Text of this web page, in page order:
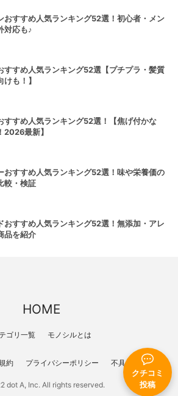
クチコミ
投稿
おすすめ人気ランキング52選！初心者・メン
対応も♪
すすめ人気ランキング52選【プチプラ・髪質
も！】
すすめ人気ランキング52選！【焦げ付かな
2026最新】
おすすめ人気ランキング52選！味や栄養価の
較・検証
おすすめ人気ランキング52選！無添加・アレ
品を紹介
HOME
ゴリ一覧 モノシルとは
約 プライバシーポリシー 不具合報告
dot A, Inc. All rights reserved.